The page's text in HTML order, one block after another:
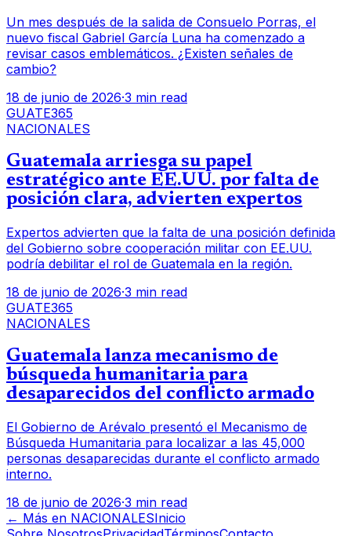
Un mes después de la salida de Consuelo Porras, el
nuevo fiscal Gabriel García Luna ha comenzado a
revisar casos emblemáticos. ¿Existen señales de
cambio?
18 de junio de 2026·3 min read
GUATE365
NACIONALES
Guatemala arriesga su papel
estratégico ante EE.UU. por falta de
posición clara, advierten expertos
Expertos advierten que la falta de una posición definida
del Gobierno sobre cooperación militar con EE.UU.
podría debilitar el rol de Guatemala en la región.
18 de junio de 2026·3 min read
GUATE365
NACIONALES
Guatemala lanza mecanismo de
búsqueda humanitaria para
desaparecidos del conflicto armado
El Gobierno de Arévalo presentó el Mecanismo de
Búsqueda Humanitaria para localizar a las 45,000
personas desaparecidas durante el conflicto armado
interno.
18 de junio de 2026·3 min read
← Más en NACIONALESInicio